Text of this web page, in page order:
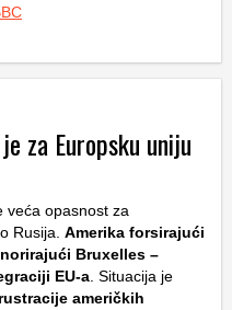
za Europsku uniju
veća opasnost za
Rusija. Amerika forsirajući
Bruxelles –
EU-a . Situacija je
američkih